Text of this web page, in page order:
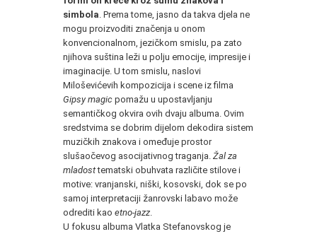
simbola . Prema tome, jasno da takva djela ne
mogu proizvoditi značenja u onom
konvencionalnom, jezičkom smislu, pa zato
njihova suština leži u polju emocije, impresije i
imaginacije. U tom smislu, naslovi
Miloševićevih kompozicija i scene iz filma
Gipsy magic pomažu u upostavljanju
semantičkog okvira ovih dvaju albuma. Ovim
sredstvima se dobrim dijelom dekodira sistem
muzičkih znakova i omeđuje prostor
slušaočevog asocijativnog traganja. Žal za
mladosttematski obuhvata različite stilove i
motive: vranjanski, niški, kosovski, dok se po
samoj interpretaciji žanrovski labavo može
odrediti kao etno-jazz
U fokusu albuma Vlatka Stefanovskog je